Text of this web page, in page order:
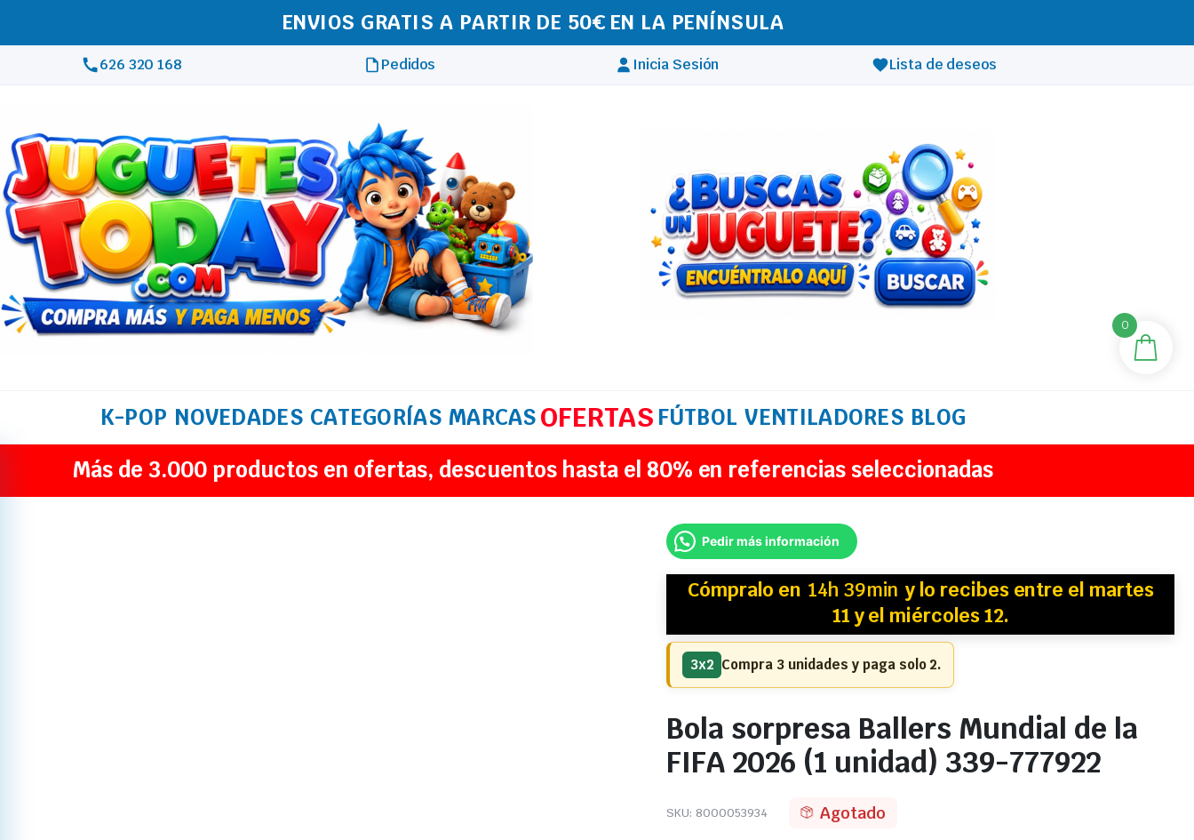
REALIZAMOS ENVÍOS A TODA EUROPA
626 320 168 Pedidos Inicia Sesión Lista de deseos
K-POP NOVEDADES CATEGORÍAS MARCASOFERTAS FÚTBOL VENTILADORES BLOG
Más de 3.000 productos en ofertas, descuentos hasta el 80% en referencias seleccionadas
Pedir más información
Cómpralo en 14h 39min y lo recibesentre el martes
11 y el miércoles 12.
3x2 Compra 3 unidades y paga solo 2.
Bola sorpresa Ballers Mundial de la
FIFA 2026 (1 unidad) 339-777922
SKU: 8000053934 Agotado
0